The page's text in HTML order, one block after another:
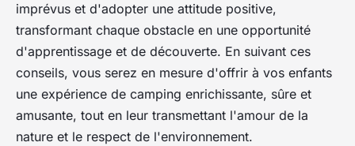
imprévus et d'adopter une attitude positive,
transformant chaque obstacle en une opportunité
d'apprentissage et de découverte. En suivant ces
conseils, vous serez en mesure d'offrir à vos enfants
une expérience de camping enrichissante, sûre et
amusante, tout en leur transmettant l'amour de la
nature et le respect de l'environnement.